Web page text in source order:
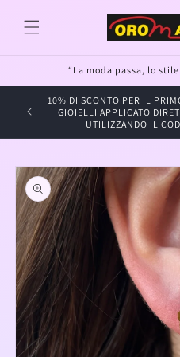
direttamente
ai contenuti
“La moda passa, lo
10% DI SCONTO PER IL
GIOIELLI APPLICATO
UTILIZZANDO IL
Passa alle
informazioni
sul prodotto